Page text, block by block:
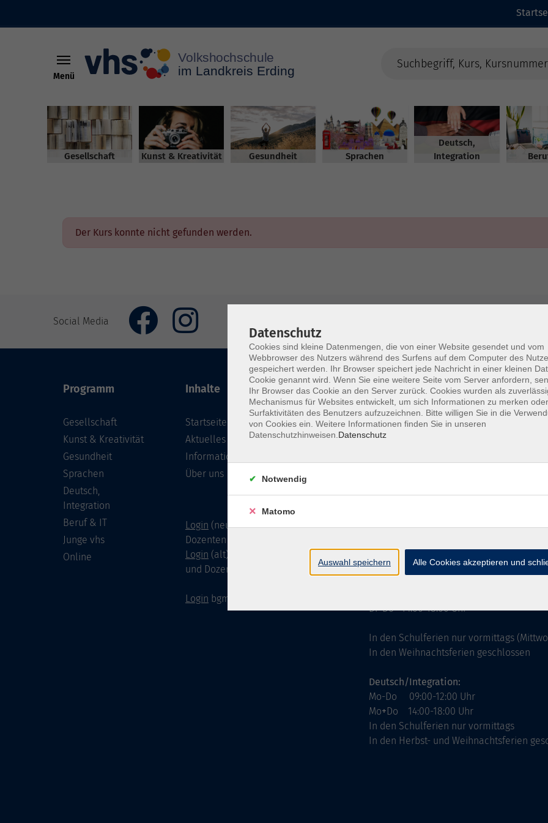
Menü
Gesellschaft Kunst & Kreativität Gesundheit Sprachen
Deutsch,
Integration
Der Kurs konnte nicht gefunden werden.
Social Media
Programm
Gesellschaft
Kunst & Kreativität
Gesundheit
Sprachen
Deutsch,
Integration
Beruf & IT
Junge vhs
Online
Inhalte
Startseite
Aktuelles
Informationen
Über uns
Login (neu) für Dozentinnen und
Dozenten
Login (alt) für Dozentinnen
und Dozenten
Login bgm-cloud
Volkshochschule im Lkr. Erding
Zweckverband Volkshochschule im Lkr.
Lethnerstr. 13
85435 ErdingGoogleMaps®
Servicezeiten
allgemein:
Di+Do 14:00-18:00 Uhr
In den Schulferien nur vormittags
In den Weihnachtsferien geschlossen
Deutsch/Integration:
Mo-Do 09:00-12:00 Uhr
Mo+Do 14:00-18:00 Uhr
In den Schulferien nur vormittags
In den Herbst- und Weihnachtsferien
Datenschutz
Cookies sind kleine Datenmengen, die von einer Website gesendet und vom
Webbrowser des Nutzers während des Surfens auf dem Computer des
gespeichert werden. Ihr Browser speichert jede Nachricht in einer kleinen
Cookie genannt wird. Wenn Sie eine weitere Seite vom Server anfordern,
Ihr Browser das Cookie an den Server zurück. Cookies wurden als
Mechanismus für Websites entwickelt, um sich Informationen zu merken
Surfaktivitäten des Benutzers aufzuzeichnen. Bitte willigen Sie in die
von Cookies ein. Weitere Informationen finden Sie in unseren
Datenschutzhinweisen. Datenschutz
Notwendig
Matomo
Auswahl speichern Alle Cookies akzeptieren und